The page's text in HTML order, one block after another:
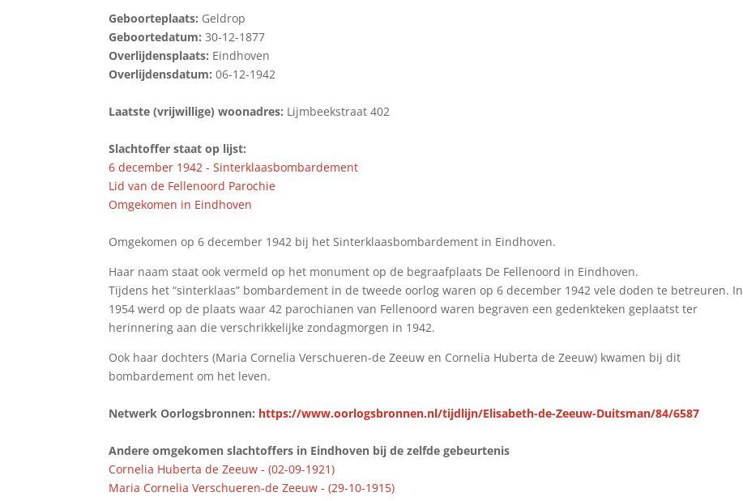
Geboorteplaats: Geldrop
Geboortedatum:30-12-1877
Overlijdensplaats: Eindhoven
Overlijdensdatum:06-12-1942
Laatste (vrijwillige) woonadres: Lijmbeekstraat 402
Slachtoffer staat op lijst:
6 december 1942 - Sinterklaasbombardement
Lid van de Fellenoord Parochie
Omgekomen in Eindhoven
Omgekomen op 6 december 1942 bij het Sinterklaasbombardement in Eindhoven.
Haar naam staat ook vermeld op het monument op de begraafplaats De Fellenoord in Eindhoven.
Tijdens het “sinterklaas” bombardement in de tweede oorlog waren op 6 december 1942 vele doden te betreuren. In
1954 werd op de plaats waar 42 parochianen van Fellenoord waren begraven een gedenkteken geplaatst ter
herinnering aan die verschrikkelijke zondagmorgen in 1942.
Ook haar dochters (Maria Cornelia Verschueren-de Zeeuw en Cornelia Huberta de Zeeuw) kwamen bij dit
bombardement om het leven.
Netwerk Oorlogsbronnen: https://www.oorlogsbronnen.nl/tijdlijn/Elisabeth-de-Zeeuw-Duitsman/84/6587
Andere omgekomen slachtoffers in Eindhoven bij de zelfde gebeurtenis
Cornelia Huberta de Zeeuw - (02-09-1921)
Maria Cornelia Verschueren-de Zeeuw - (29-10-1915)